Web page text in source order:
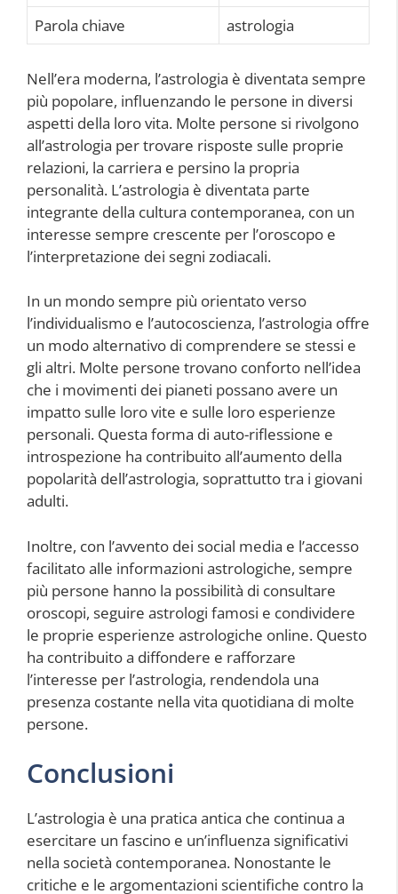
Parola chiave
astrologia
Nell’era moderna, l’astrologia è diventata sempre
più popolare, influenzando le persone in diversi
aspetti della loro vita. Molte persone si rivolgono
all’astrologia per trovare risposte sulle proprie
relazioni, la carriera e persino la propria
personalità. L’astrologia è diventata parte
integrante della cultura contemporanea, con un
interesse sempre crescente per l’oroscopo e
l’interpretazione dei segni zodiacali.
In un mondo sempre più orientato verso
l’individualismo e l’autocoscienza, l’astrologia offre
un modo alternativo di comprendere se stessi e
gli altri. Molte persone trovano conforto nell’idea
che i movimenti dei pianeti possano avere un
impatto sulle loro vite e sulle loro esperienze
personali. Questa forma di auto-riflessione e
introspezione ha contribuito all’aumento della
popolarità dell’astrologia, soprattutto tra i giovani
adulti.
Inoltre, con l’avvento dei social media e l’accesso
facilitato alle informazioni astrologiche, sempre
più persone hanno la possibilità di consultare
oroscopi, seguire astrologi famosi e condividere
le proprie esperienze astrologiche online. Questo
ha contribuito a diffondere e rafforzare
l’interesse per l’astrologia, rendendola una
presenza costante nella vita quotidiana di molte
persone.
Conclusioni
L’astrologia è una pratica antica che continua a
esercitare un fascino e un’influenza significativi
nella società contemporanea. Nonostante le
critiche e le argomentazioni scientifiche contro la